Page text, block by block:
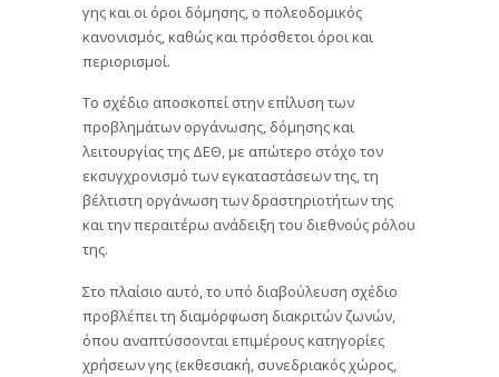
γης και οι όροι δόμησης, ο πολεοδομικός
κανονισμός, καθώς και πρόσθετοι όροι και
περιορισμοί.
Το σχέδιο αποσκοπεί στην επίλυση των
προβλημάτων οργάνωσης, δόμησης και
λειτουργίας της ΔΕΘ, με απώτερο στόχο τον
εκσυγχρονισμό των εγκαταστάσεων της, τη
βέλτιστη οργάνωση των δραστηριοτήτων της
και την περαιτέρω ανάδειξη του διεθνούς ρόλου
της.
Στο πλαίσιο αυτό, το υπό διαβούλευση σχέδιο
προβλέπει τη διαμόρφωση διακριτών ζωνών,
όπου αναπτύσσονται επιμέρους κατηγορίες
χρήσεων γης (εκθεσιακή, συνεδριακός χώρος,